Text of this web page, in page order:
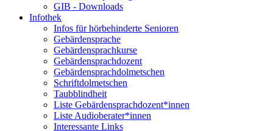
GIB - Downloads
Infothek
Infos für hörbehinderte Senioren
Gebärdensprache
Gebärdensprachkurse
Gebärdensprachdozent
Gebärdensprachdolmetschen
Schriftdolmetschen
Taubblindheit
Liste Gebärdensprachdozent*innen
Liste Audioberater*innen
Interessante Links